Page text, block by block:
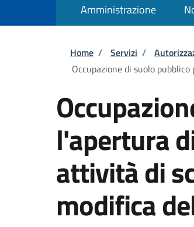
Amministrazione
Briciole di
Home / Servizi /
Occupazione di suolo
l'apertura
attività di
modifica